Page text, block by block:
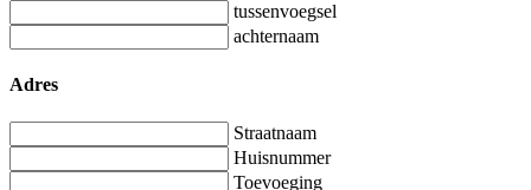
tussenvoegsel
achternaam
Adres
Straatnaam
Huisnummer
Toevoeging